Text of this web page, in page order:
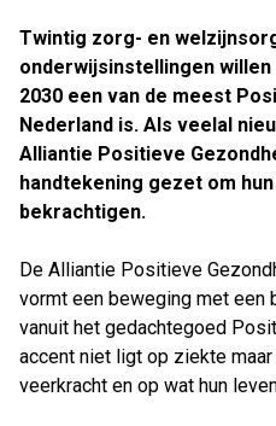
Twintig zorg- en
onderwijsinstellingen
2030 een van de meest
Nederland is. Als veelal
Alliantie Positieve
handtekening gezet om
bekrachtigen.
De Alliantie Positieve
vormt een beweging met een
vanuit het gedachtegoed
accent niet ligt op ziekte
veerkracht en op wat hun